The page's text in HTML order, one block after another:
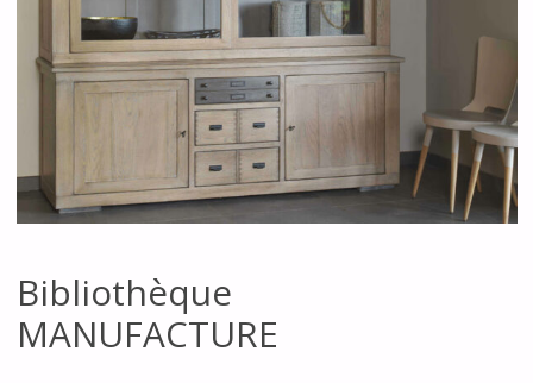
Bibliothèque
MANUFACTURE